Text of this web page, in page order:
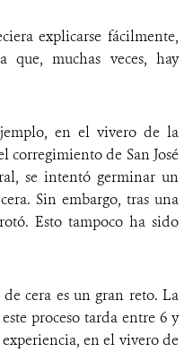
explicarse fácilmente,
que, muchas veces, hay
en el vivero de la
corregimiento de San José
se intentó germinar un
Sin embargo, tras una
Esto tampoco ha sido
cera es un gran reto. La
proceso tarda entre 6 y
experiencia, en el vivero de